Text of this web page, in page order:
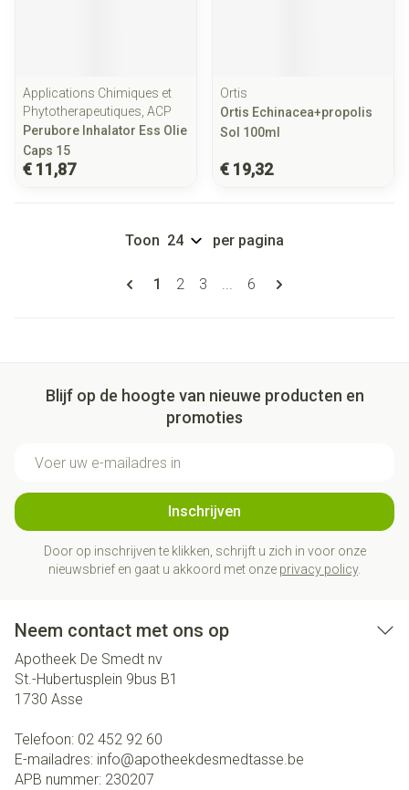
Applications Chimiques et
Phytotherapeutiques, ACP
Perubore Inhalator Ess Olie
Caps 15
€ 11,87
Ortis
Ortis Echinacea+propolis
Sol 100ml
€ 19,32
Pagina's
U lees momenteel pagina
1 Pagina
2 Pagina
3 ... Pagina
6
Toon per pagina
Blijf op de hoogte van nieuwe producten en
promoties
Inschrijven
Door op inschrijven te klikken, schrijft u zich in voor onze
nieuwsbrief en gaat u akkoord met onze privacy policy.
Neem contact met ons op
Apotheek De Smedt nv
St.-Hubertusplein 9bus B1
1730 Asse
Telefoon: 02 452 92 60
E-mailadres: info@apotheekdesmedtasse.be
APB nummer: 230207